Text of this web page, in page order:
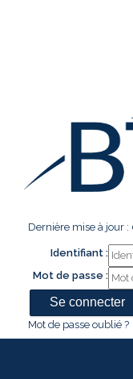
Dernière mise à
Identifiant :
Mot de passe :
Mot de passe oublié ?